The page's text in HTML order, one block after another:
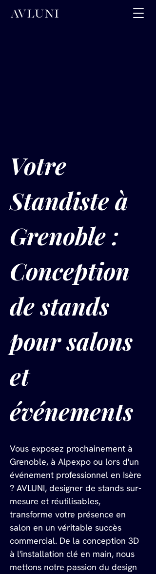
Votre
Standiste à
Grenoble :
Conception
de stands
pour salons
et
événements
Vous exposez prochainement à
Grenoble, à Alpexpo ou lors d'un
événement professionnel en Isère
? AVLUNI, designer de stands sur-
mesure et réutilisables,
transforme votre présence en
salon en un véritable succès
commercial. De la conception 3D
à l'installation clé en main, nous
mettons notre passion du design